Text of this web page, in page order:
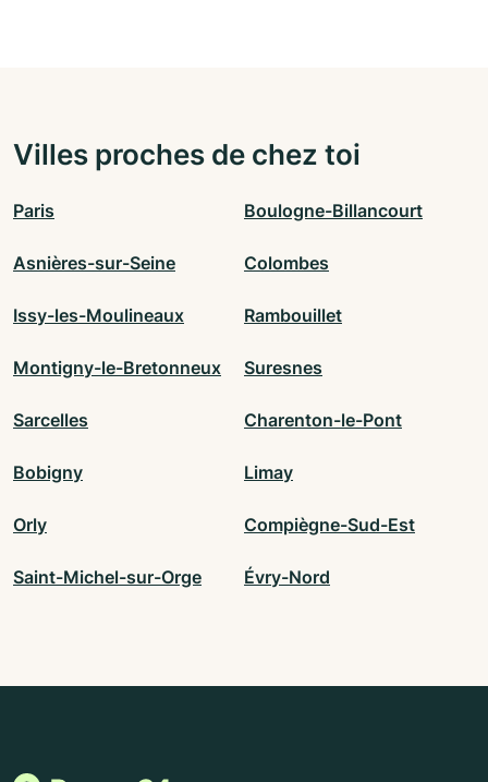
Villes proches de chez toi
Paris Boulogne-Billancourt
Asnières-sur-Seine Colombes
Issy-les-Moulineaux Rambouillet
Montigny-le-Bretonneux Suresnes
Sarcelles Charenton-le-Pont
Bobigny Limay
Orly Compiègne-Sud-Est
Saint-Michel-sur-Orge Évry-Nord